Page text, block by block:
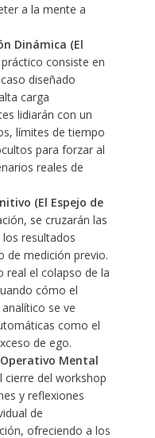
a la mente a
Dinámica (El
consiste en
diseñado
carga
lidiarán con un
límites de tiempo
para forzar al
reales de
(El Espejo de
se cruzarán las
resultados
de medición previo.
real el colapso de la
cómo el
se ve
como el
de ego.
Mental
cierre del workshop
y reflexiones
de
ofreciendo a los